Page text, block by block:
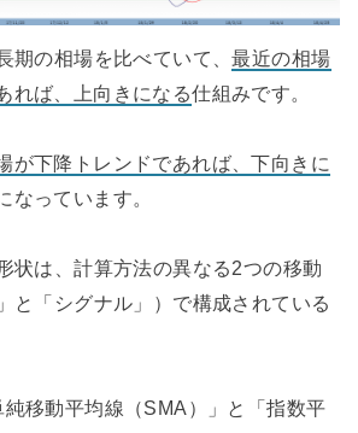
期の相場を比べていて、最近の相場
れば、上向きになる仕組みです。
が下降トレンドであれば、下向きに
なっています。
状は、計算方法の異なる2つの移動
と「シグナル」）で構成されている
移動平均線（SMA）」と「指数平